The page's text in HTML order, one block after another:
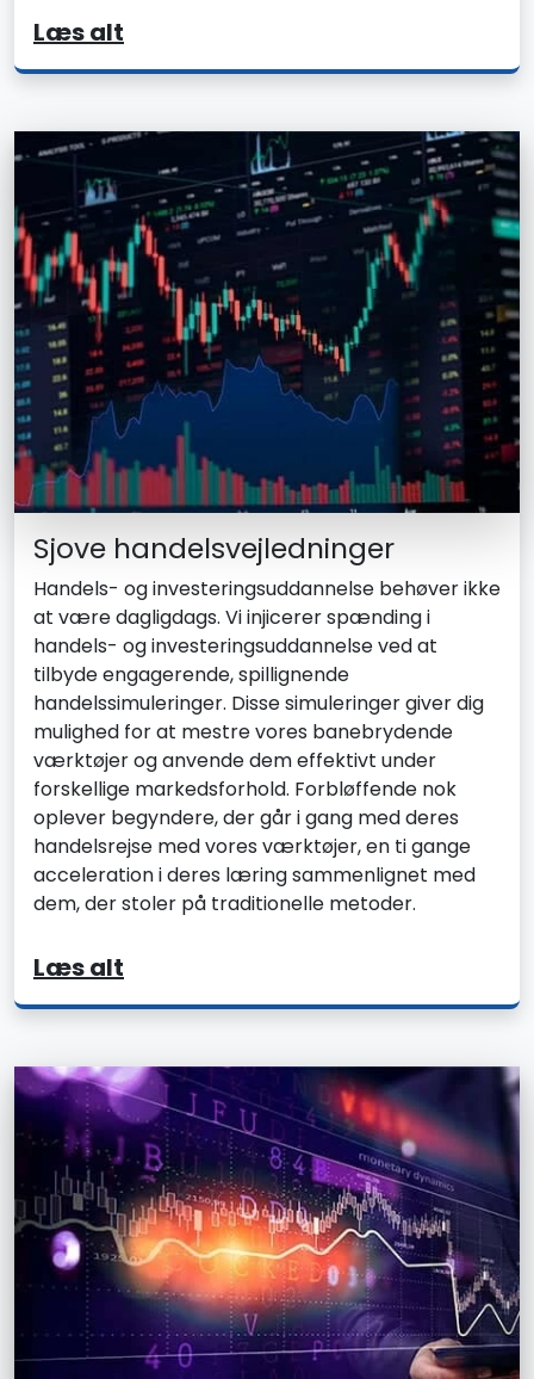
Læs alt
Sjove handelsvejledninger
Handels- og investeringsuddannelse behøver ikke
at være dagligdags. Vi injicerer spænding i
handels- og investeringsuddannelse ved at
tilbyde engagerende, spillignende
handelssimuleringer. Disse simuleringer giver dig
mulighed for at mestre vores banebrydende
værktøjer og anvende dem effektivt under
forskellige markedsforhold. Forbløffende nok
oplever begyndere, der går i gang med deres
handelsrejse med vores værktøjer, en ti gange
acceleration i deres læring sammenlignet med
dem, der stoler på traditionelle metoder.
Læs alt